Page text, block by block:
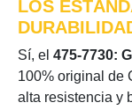
LOS
Sí, el 475-7730:
100% original de
alta resistencia y